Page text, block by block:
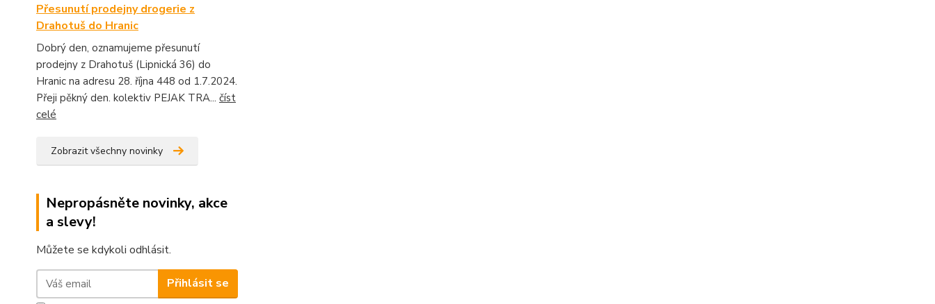
Přesunutí prodejny drogerie z
Drahotuš do Hranic
Dobrý den, oznamujeme přesunutí
prodejny z Drahotuš (Lipnická 36) do
Hranic na adresu 28. října 448 od 1.7.2024.
Přeji pěkný den. kolektiv PEJAK TRA... číst
celé
Zobrazit všechny novinky
Nepropásněte novinky, akce
a slevy!
Můžete se kdykoli odhlásit.
Přihlásit se